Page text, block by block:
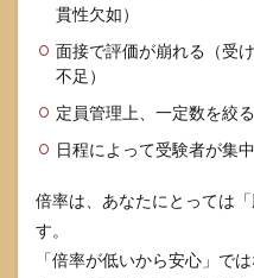
貫性欠如）
面接で評価が崩れる（受
不足）
定員管理上、一定数を絞
日程によって受験者が集
倍率は、あなたにとっては
す。
「倍率が低いから安心」で